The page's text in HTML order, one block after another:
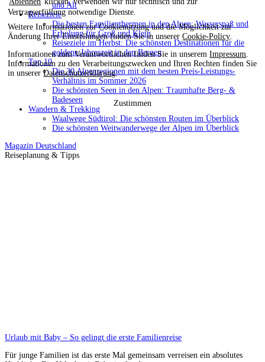
Vertragserfüllung notwendige Dienste.
Weitere Informationen zur Cookienutzung und die Möglichkeit zur
Änderung Ihrer Einstellungen finden Sie in unsererCookie-Policy
Informationen zum Verantwortlichen finden Sie in unseremImpressum
Informationen zu den Verarbeitungszwecken und Ihren Rechten finden Sie
in unsererDatenschutzerklärung.
Zustimmen
und Alt
Reiseziele
Die besten Familienthermen in den Alpen: Wasserspaß und
Erholung für Groß und Klein
Reiseziele im Herbst: Die schönsten Destinationen für die
goldene Jahreszeit in den Bergen
Top 10
Die 30 Alpenregionen mit dem besten Preis-Leistungs-
Verhältnis im Sommer 2026
Die schönsten Seen in den Alpen: Traumhafte Berg- &
Badeseen
Wandern & Trekking
Waalwege Südtirol: Die schönsten Routen im Überblick
Die schönsten Weitwanderwege der Alpen im Überblick
Magazin Deutschland
Reiseplanung & Tipps
Urlaub mit Baby – So gelingt die erste Familienreise
Für junge Familien ist das erste Mal gemeinsam verreisen ein absolutes